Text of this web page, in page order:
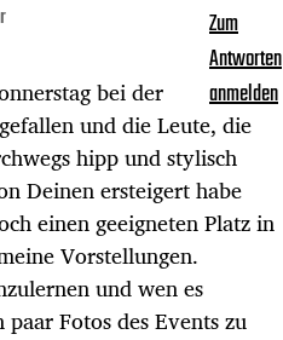
bei der
und die Leute, die
hipp und stylisch
Deinen ersteigert habe
einen geeigneten Platz in
Vorstellungen.
und wen es
Fotos des Events zu
Zum
Antworten
anmelden